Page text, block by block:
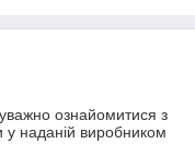
ознайомитися з
у наданій виробником